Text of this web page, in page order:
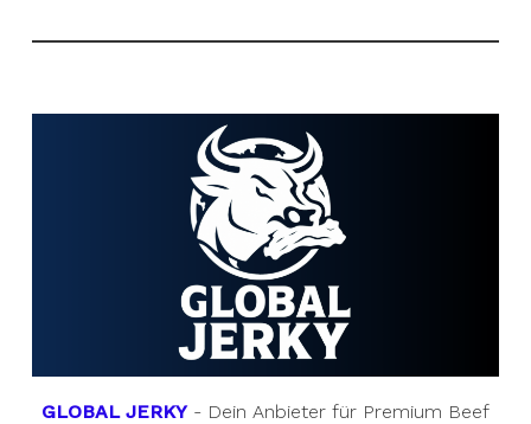
GLOBAL JERKY- Dein Anbieter für Premium Beef